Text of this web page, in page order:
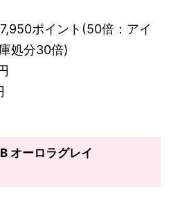
ポイント(50倍：アイ
処分30倍)
オーロラグレイ